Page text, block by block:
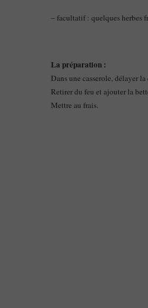
– facultatif : quelques herbes
La préparation :
Dans une casserole, délayer
Retirer du feu et ajouter la
Mettre au frais.